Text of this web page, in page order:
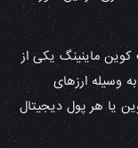
ماینینگ یکی از
وسیله ارزهای
یا هر پول دیجیتال